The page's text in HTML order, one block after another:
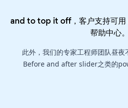
and to top it off，客户支持可
帮助中心。
此外，我们的专家工程师团队昼
Before and after slider之类的